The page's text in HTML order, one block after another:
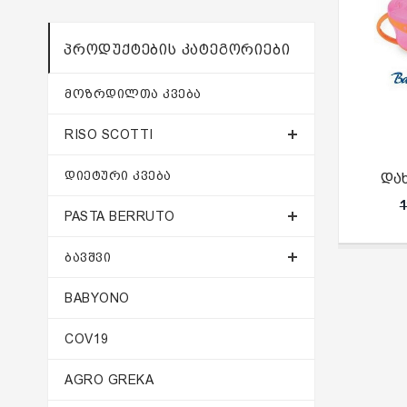
ᲞᲠᲝᲓᲣᲥᲢᲔᲑᲘᲡ ᲙᲐᲢᲔᲒᲝᲠᲘᲔᲑᲘ
ᲛᲝᲖᲠᲓᲘᲚᲗᲐ ᲙᲕᲔᲑᲐ
RISO SCOTTI
ᲓᲘᲔᲢᲣᲠᲘ ᲙᲕᲔᲑᲐ
PASTA BERRUTO
ᲑᲐᲕᲨᲕᲘ
BABYONO
COV19
AGRO GREKA